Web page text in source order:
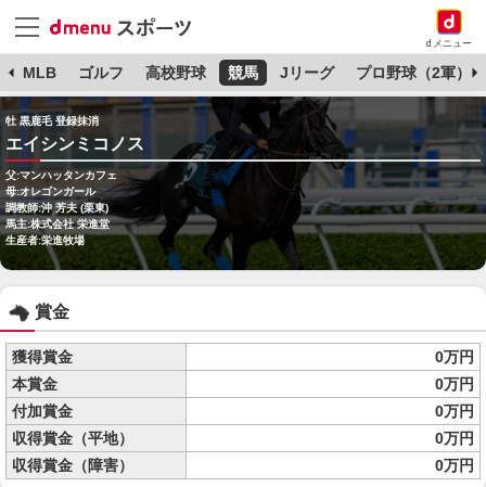
dメニュー
MLB ゴルフ 高校野球 競馬 Jリーグ プロ野球（2軍）
牡 黒鹿毛 登録抹消
エイシンミコノス
父:マンハッタンカフェ
母:オレゴンガール
調教師:沖 芳夫 (栗東)
馬主:株式会社 栄進堂
生産者:栄進牧場
賞金
獲得賞金
0万円
本賞金
0万円
付加賞金
0万円
収得賞金（平地）
0万円
収得賞金（障害）
0万円